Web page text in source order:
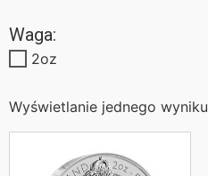
Waga:
2oz
Wyświetlanie jednego wyniku